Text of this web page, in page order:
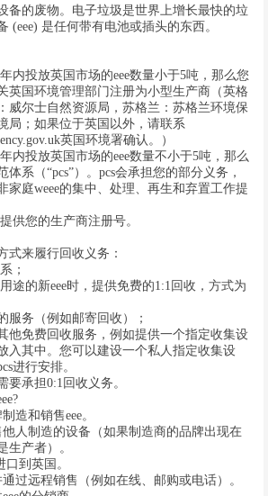
备的废物。电子垃圾是世界上增长最快的垃
(eee) 是任何带有电池或插头的东西。
内投放英国市场的eee数量小于5吨，那么您
英国环境管理部门注册为小型生产商（英格
威尔士自然资源局，苏格兰：苏格兰环境保
局；如果位于英国以外，请联系
英国环境署确认。）
内投放英国市场的eee数量不小于5吨，那么
系（“pcs”）。pcs会承担您的部分义务，
家庭weee的集中、处理、再生和弃置工作提
供您的生产商注册号。
式来履行回收义务：
；
途的新eee时，提供免费的1:1回收，方式为
服务（例如邮寄回收）；
他免费回收服务，例如提供一个指定收集设
入其中。您可以建设一个私人指定收集设
进行安排。
要承担0:1回收义务。
造和销售eee。
人制造的设备（如果制造商的品牌出现在
生产者）。
口到英国。
过远程销售（例如在线、邮购或电话）。